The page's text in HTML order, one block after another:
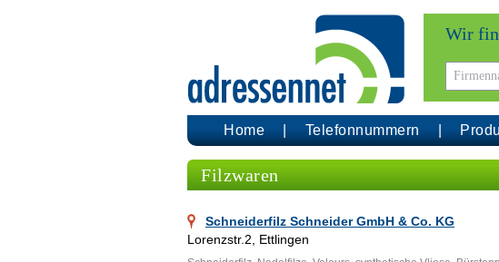
Wir
Home Telefonnummern
Filzwaren
Schneiderfilz Schneider GmbH & Co. KG
Lorenzstr.2, Ettlingen